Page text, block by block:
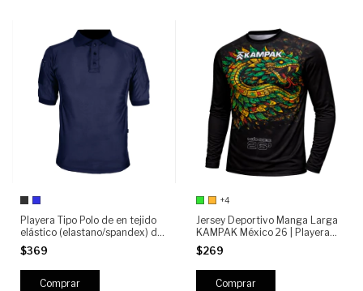
Playera Tipo Polo de en tejido
elástico (elastano/spandex) de
alta resistencia Manga Corta
KAMPAK PLMC Moda Táctica
Unisex
$369
Comprar
+4
Jersey Deportivo Manga Larga
KAMPAK México 26 | Playera
Térmica Transpirable para
Moto, Ciclismo, Running y
Outdoor | Secado Rápido,
Ajuste Cómodo
$269
Comprar